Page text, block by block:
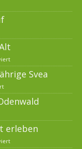
Svea
erleben